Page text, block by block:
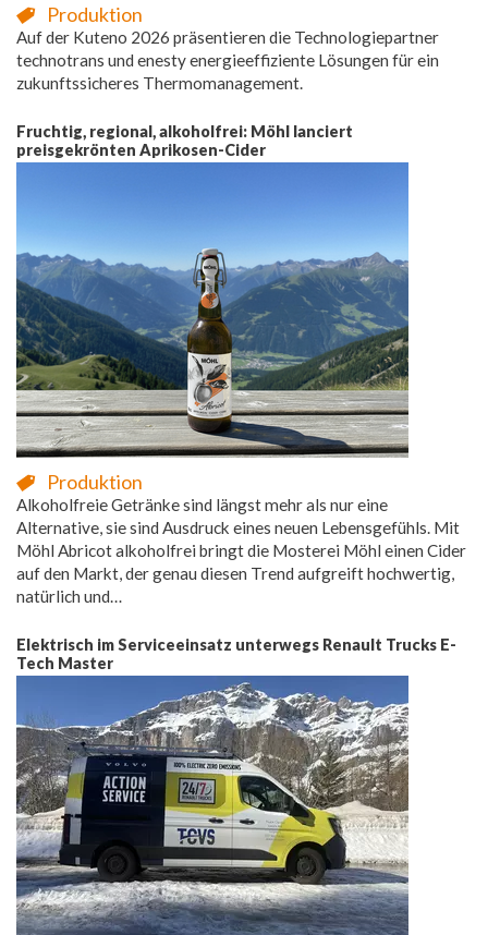
Produktion
Auf der Kuteno 2026 präsentieren die Technologiepartner
technotrans und enesty energieeffiziente Lösungen für ein
zukunftssicheres Thermomanagement.
Fruchtig, regional, alkoholfrei: Möhl lanciert
preisgekrönten Aprikosen-Cider
Produktion
Alkoholfreie Getränke sind längst mehr als nur eine
Alternative, sie sind Ausdruck eines neuen Lebensgefühls. Mit
Möhl Abricot alkoholfrei bringt die Mosterei Möhl einen Cider
auf den Markt, der genau diesen Trend aufgreift hochwertig,
natürlich und…
Elektrisch im Serviceeinsatz unterwegs Renault Trucks E-
Tech Master